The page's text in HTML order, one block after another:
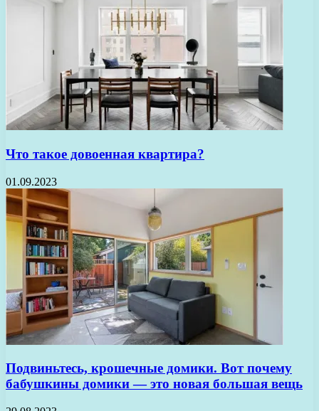
Что такое довоенная квартира?
01.09.2023
Подвиньтесь, крошечные домики. Вот почему
бабушкины домики — это новая большая вещь